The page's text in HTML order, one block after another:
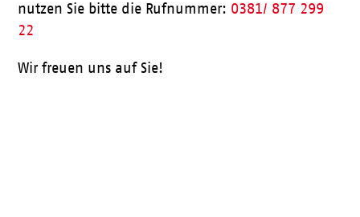
nutzen Sie bitte die Rufnummer: 0381/ 877 299
22
Wir freuen uns auf Sie!